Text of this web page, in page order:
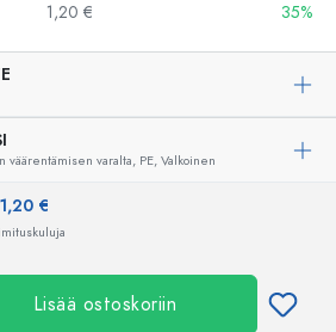
1,20 € 35%
väärentämisen varalta, PE, Valkoinen
€
Lisää ostoskoriin